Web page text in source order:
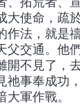
大使命，疏
作法，就是
父交通。他
開不見了，
祂事奉成功
軍作戰。